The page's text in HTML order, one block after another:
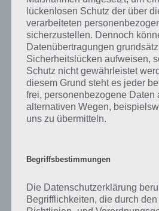
man Ruhe am besten beschreiben?
Von Ruhe wird gesprochen, wenn kein
vernehmen ist, also eine fast völlige Stille
bekannte Redensarten sind zum Beispiel
wenn es eben noch sehr ruhig ist, aber
es wieder laut werden kann. Um für Ruhe
bekannte Aussprüche: Ruhe im Karton
billigen Plätzen. Dies wird meist
Anwesenden zum Stillsein aufzufordern.
sein. Wenn ein Pendel sich im Stillstand
Eine dritte Bedeutung ist ein Zustand
lückenlosen Schutz der über
verarbeiteten
sicherzustellen. Dennoch
Datenübertragungen
Sicherheitslücken aufweisen,
Schutz nicht gewährleistet
diesem Grund steht es jeder
frei, personenbezogene Daten
alternativen Wegen,
uns zu übermitteln.
Begriffsbestimmungen
Die Datenschutzerklärung
Begrifflichkeiten, die durch